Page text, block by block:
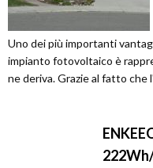
Uno dei più importanti
impianto fotovoltaico è
ne deriva. Grazie al fatto